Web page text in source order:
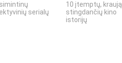
serialų
10 įtemptų, kraują
stingdančių kino
istorijų